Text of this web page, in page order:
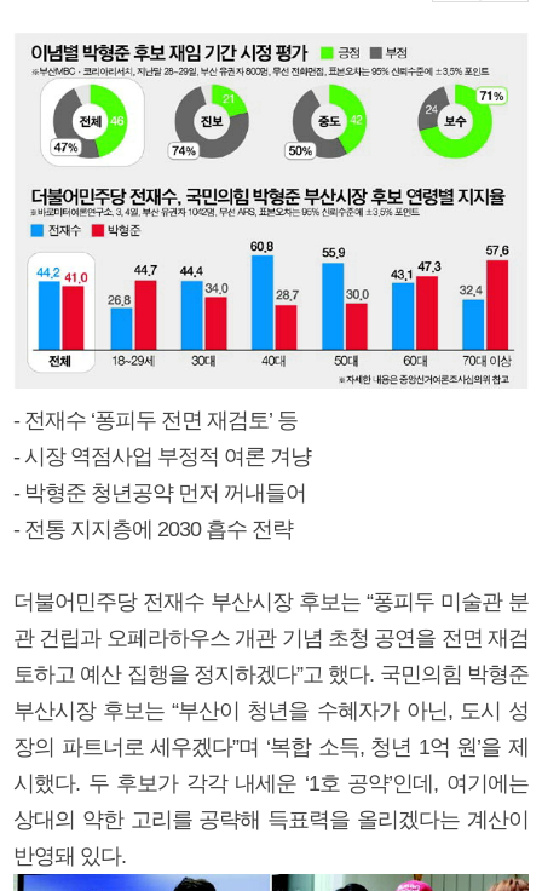
- 전재수 ‘퐁피두 전면 재검토’ 등
- 시장 역점사업 부정적 여론 겨냥
- 박형준 청년공약 먼저 꺼내들어
- 전통 지지층에 2030 흡수 전략
더불어민주당 전재수 부산시장 후보는 “퐁피두 미술관 분
관 건립과 오페라하우스 개관 기념 초청 공연을 전면 재검
토하고 예산 집행을 정지하겠다”고 했다. 국민의힘 박형준
부산시장 후보는 “부산이 청년을 수혜자가 아닌, 도시 성
장의 파트너로 세우겠다”며 ‘복합 소득, 청년 1억 원’을 제
시했다. 두 후보가 각각 내세운 ‘1호 공약’인데, 여기에는
상대의 약한 고리를 공략해 득표력을 올리겠다는 계산이
반영돼 있다.